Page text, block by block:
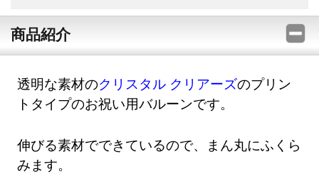
商品紹介
透明な素材のクリスタル クリアーズのプリン
トタイプのお祝い用バルーンです。
伸びる素材でできているので、まん丸にふくら
みます。